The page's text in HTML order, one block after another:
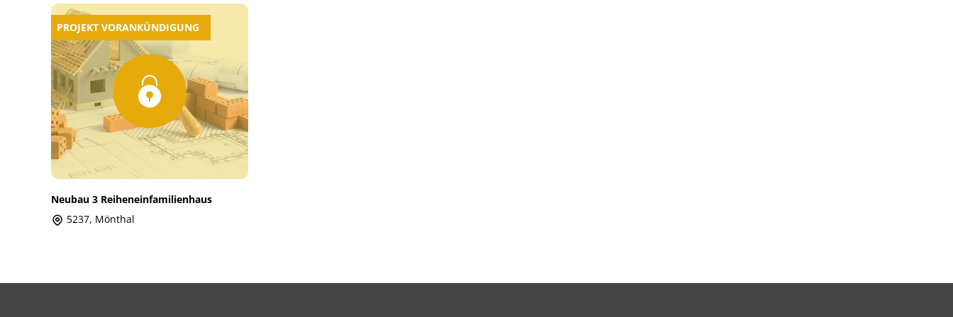
PROJEKT VORANKÜNDIGUNG
Neubau 3 Reiheneinfamilienhaus
5237, Mönthal